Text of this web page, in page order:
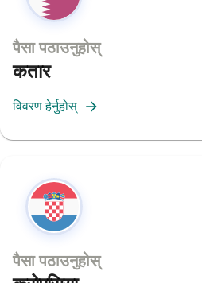
पैसा पठाउनुहोस्
कतार
विवरण हेर्नुहोस्
पैसा पठाउनुहोस्